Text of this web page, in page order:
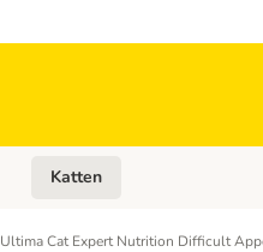
Open categoriemenu: Honden
Katten
Ultima Cat Expert Nutrition Difficult